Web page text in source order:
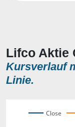
Lifco Aktie
Kursverlauf
Linie.
Close